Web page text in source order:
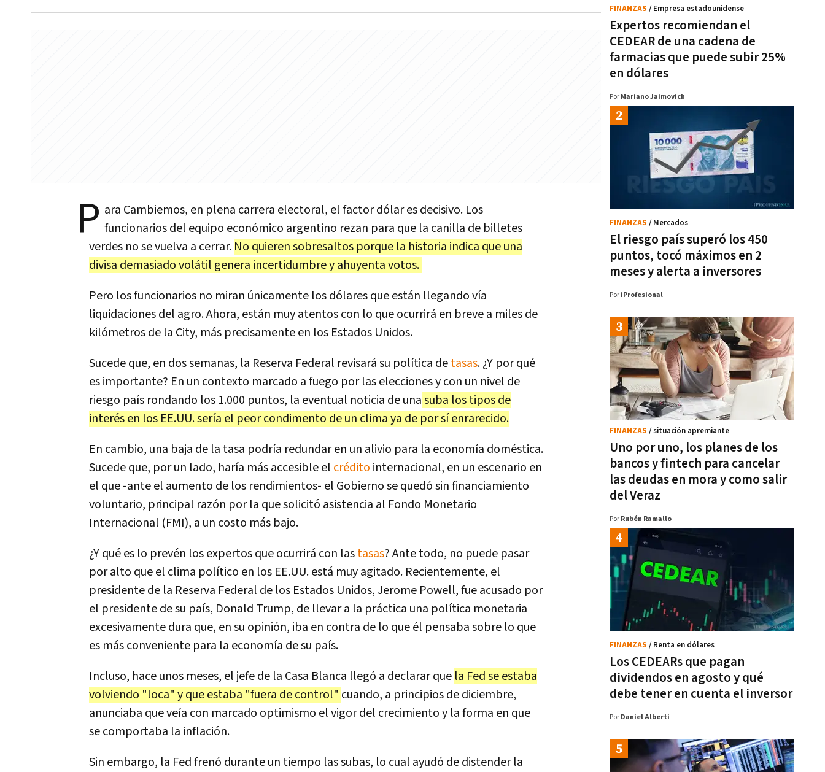
P ara Cambiemos, en plena carrera electoral, el factor dólar es decisivo. Los
funcionarios del equipo económico argentino rezan para que la canilla de billetes
verdes no se vuelva a cerrar. No quieren sobresaltos porque la historia indica que una
divisa demasiado volátil genera incertidumbre y ahuyenta votos.
Pero los funcionarios no miran únicamente los dólares que están llegando vía
liquidaciones del agro. Ahora, están muy atentos con lo que ocurrirá en breve a miles de
kilómetros de la City, más precisamente en los Estados Unidos.
Sucede que, en dos semanas, la Reserva Federal revisará su política detasas. ¿Y por qué
es importante? En un contexto marcado a fuego por las elecciones y con un nivel de
riesgo país rondando los 1.000 puntos, la eventual noticia de unasuba los tipos de
interés en los EE.UU. sería el peor condimento de un clima ya de por sí enrarecido.
En cambio, una baja de la tasa podría redundar en un alivio para la economía doméstica.
Sucede que, por un lado, haría más accesible el crédito internacional, en un escenario en
el que -ante el aumento de los rendimientos- el Gobierno se quedó sin financiamiento
voluntario, principal razón por la que solicitó asistencia al Fondo Monetario
Internacional (FMI), a un costo más bajo.
¿Y qué es lo prevén los expertos que ocurrirá con lastasas? Ante todo, no puede pasar
por alto que el clima político en los EE.UU. está muy agitado. Recientemente, el
presidente de la Reserva Federal de los Estados Unidos, Jerome Powell, fue acusado por
el presidente de su país, Donald Trump, de llevar a la práctica una política monetaria
excesivamente dura que, en su opinión, iba en contra de lo que él pensaba sobre lo que
es más conveniente para la economía de su país.
Incluso, hace unos meses, el jefe de la Casa Blanca llegó a declarar que la Fed se estaba
volviendo "loca" y que estaba "fuera de control" cuando, a principios de diciembre,
anunciaba que veía con marcado optimismo el vigor del crecimiento y la forma en que
se comportaba la inflación.
Sin embargo, la Fed frenó durante un tiempo las subas, lo cual ayudó de distender la
Expertos recomiendan el
CEDEAR de una cadena de
farmacias que puede subir 25%
en dólares
FINANZAS / Empresa estadounidense
Por Mariano Jaimovich
El riesgo país superó los 450
puntos, tocó máximos en 2
meses y alerta a inversores
FINANZAS / Mercados
Por iProfesional
Uno por uno, los planes de los
bancos y fintech para cancelar
las deudas en mora y como salir
del Veraz
FINANZAS / situación apremiante
Por Rubén Ramallo
Los CEDEARs que pagan
dividendos en agosto y qué
debe tener en cuenta el inversor
FINANZAS / Renta en dólares
Por Daniel Alberti